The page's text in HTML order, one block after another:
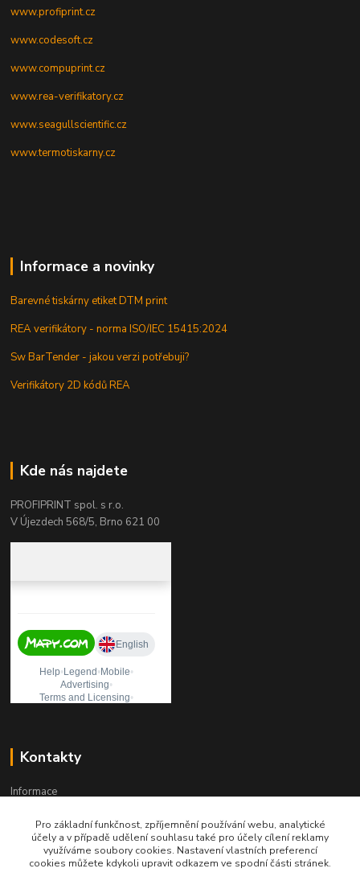
www.profiprint.cz
www.codesoft.cz
www.compuprint.cz
www.rea-verifikatory.cz
www.seagullscientific.cz
www.termotiskarny.cz
Informace a novinky
Barevné tiskárny etiket DTM print
REA verifikátory - norma ISO/IEC 15415:2024
Sw BarTender - jakou verzi potřebuji?
Verifikátory 2D kódů REA
Kde nás najdete
PROFIPRINT spol. s r.o.
V Újezdech 568/5, Brno 621 00
Kontakty
Informace
+420 541 241 957
Po-Pá (8:00 - 15:30)
Pro základní funkčnost, zpříjemnění používání webu, analytické
účely a v případě udělení souhlasu také pro účely cílení reklamy
využíváme soubory cookies. Nastavení vlastních preferencí
cookies můžete kdykoli upravit odkazem ve spodní části stránek.